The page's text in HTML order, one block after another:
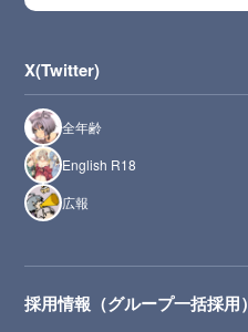
X(Twitter)
全年齢
English R18
広報
採用情報（グループ一括採用）